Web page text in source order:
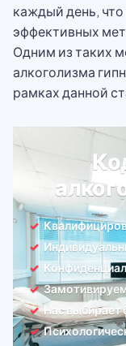
каждый день, что
эффективных
Одним из таких
алкоголизма
рамках данной
Нас выбирает